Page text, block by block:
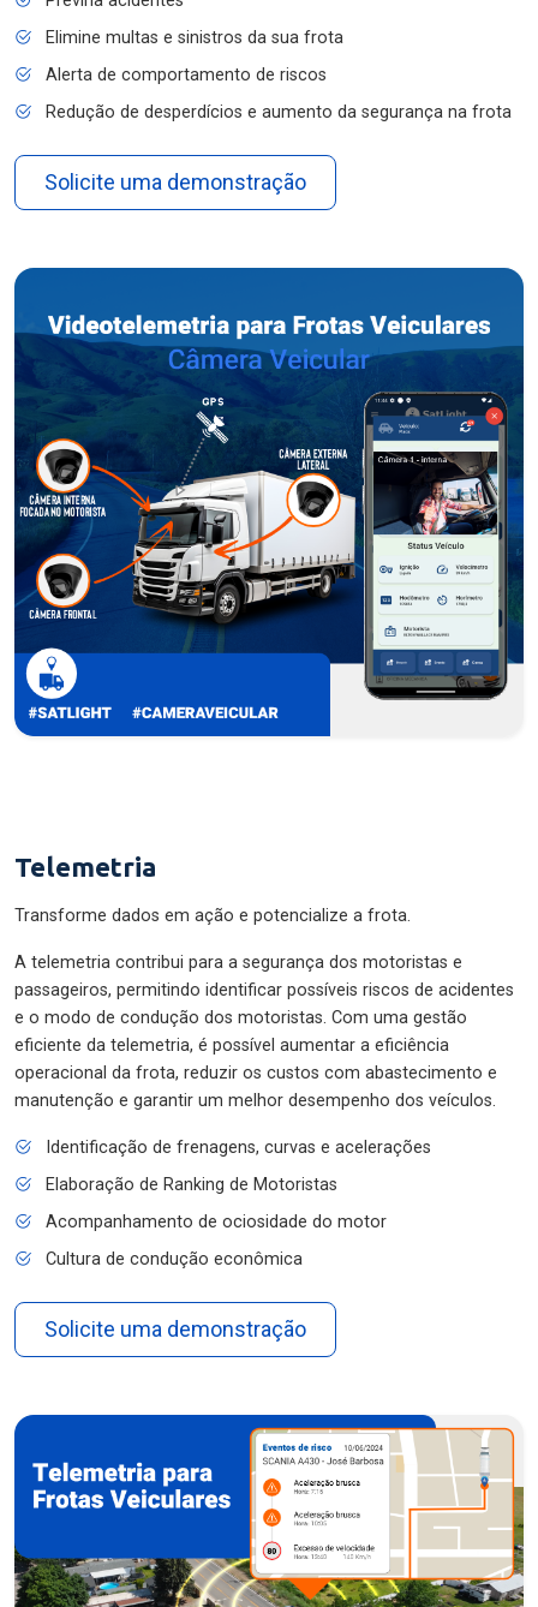
Elimine multas e sinistros da sua frota
Alerta de comportamento de riscos
Redução de desperdícios e aumento da segurança na frota
Solicite uma demonstração
Telemetria
Transforme dados em ação e potencialize a frota.
A telemetria contribui para a segurança dos motoristas e
passageiros, permitindo identificar possíveis riscos de acidentes
e o modo de condução dos motoristas. Com uma gestão
eficiente da telemetria, é possível aumentar a eficiência
operacional da frota, reduzir os custos com abastecimento e
manutenção e garantir um melhor desempenho dos veículos.
Identificação de frenagens, curvas e acelerações
Elaboração de Ranking de Motoristas
Acompanhamento de ociosidade do motor
Cultura de condução econômica
Solicite uma demonstração